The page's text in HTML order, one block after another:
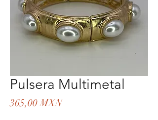
Pulsera Multimetal
365,00 MXNPrecio